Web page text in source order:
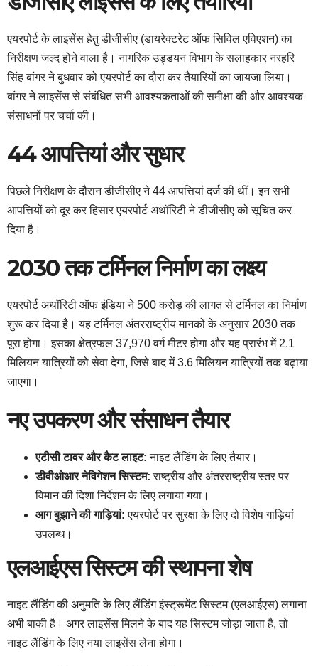
एयरपोर्ट के लाइसेंस हेतु डीजीसीए (डायरेक्टरेट ऑफ सिविल एविएशन) का
निरीक्षण जल्द होने वाला है। नागरिक उड्डयन विभाग के सलाहकार नरहरि
सिंह बांगर ने बुधवार को एयरपोर्ट का दौरा कर तैयारियों का जायजा लिया।
बांगर ने लाइसेंस से संबंधित सभी आवश्यकताओं की समीक्षा की और आवश्यक
संसाधनों पर चर्चा की।
44 आपत्तियां और सुधार
पिछले निरीक्षण के दौरान डीजीसीए ने 44 आपत्तियां दर्ज की थीं। इन सभी
आपत्तियों को दूर कर हिसार एयरपोर्ट अथॉरिटी ने डीजीसीए को सूचित कर
दिया है।
2030 तक टर्मिनल निर्माण का लक्ष्य
एयरपोर्ट अथॉरिटी ऑफ इंडिया ने 500 करोड़ की लागत से टर्मिनल का निर्माण
शुरू कर दिया है। यह टर्मिनल अंतरराष्ट्रीय मानकों के अनुसार 2030 तक
पूरा होगा। इसका क्षेत्रफल 37,970 वर्ग मीटर होगा और यह प्रारंभ में 2.1
मिलियन यात्रियों को सेवा देगा, जिसे बाद में 3.6 मिलियन यात्रियों तक बढ़ाया
जाएगा।
नए उपकरण और संसाधन तैयार
एटीसी टावर और कैट लाइट: नाइट लैंडिंग के लिए तैयार।
डीवीओआर नेविगेशन सिस्टम: राष्ट्रीय और अंतरराष्ट्रीय स्तर पर
विमान की दिशा निर्देशन के लिए लगाया गया।
आग बुझाने की गाड़ियां: एयरपोर्ट पर सुरक्षा के लिए दो विशेष गाड़ियां
उपलब्ध।
एलआईएस सिस्टम की स्थापना शेष
नाइट लैंडिंग की अनुमति के लिए लैंडिंग इंस्ट्रूमेंट सिस्टम (एलआईएस) लगाना
अभी बाकी है। अगर लाइसेंस मिलने के बाद यह सिस्टम जोड़ा जाता है, तो
नाइट लैंडिंग के लिए नया लाइसेंस लेना होगा।